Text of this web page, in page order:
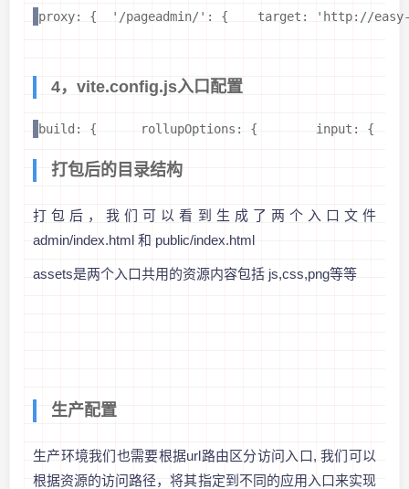
proxy: {  '/pageadmin/': {    target: 'http://
4，vite.config.js入口配置
build: {      rollupOptions: {        input: {
打包后的目录结构
打包后，我们可以看到生成了两个入口文件
admin/index.html 和 public/index.html
assets是两个入口共用的资源内容包括 js,css,png等等
生产配置
生产环境我们也需要根据url路由区分访问入口, 我们可以
根据资源的访问路径，将其指定到不同的应用入口来实现